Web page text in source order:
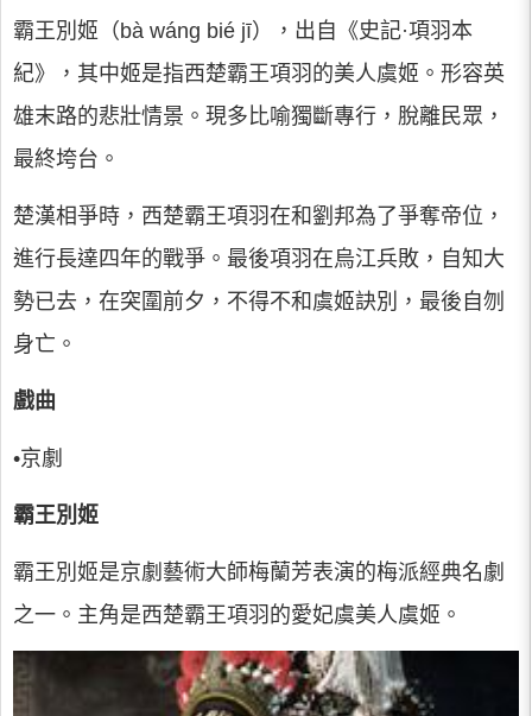
霸王別姬（bà wáng bié jī），出自《史記·項羽本
紀》，其中姬是指西楚霸王項羽的美人虞姬。形容英
雄末路的悲壯情景。現多比喻獨斷專行，脫離民眾，
最終垮台。
楚漢相爭時，西楚霸王項羽在和劉邦為了爭奪帝位，
進行長達四年的戰爭。最後項羽在烏江兵敗，自知大
勢已去，在突圍前夕，不得不和虞姬訣別，最後自刎
身亡。
戲曲
•京劇
霸王別姬
霸王別姬是京劇藝術大師梅蘭芳表演的梅派經典名劇
之一。主角是西楚霸王項羽的愛妃虞美人虞姬。